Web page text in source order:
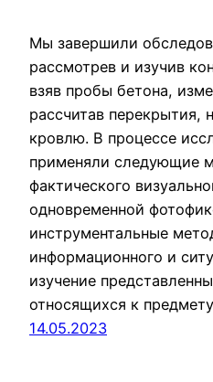
Мы завершили
рассмотрев и изучив
взяв пробы бетона,
рассчитав перекрытия,
кровлю. В процессе
применяли следующие
фактического
одновременной
инструментальные
информационного и
изучение
относящихся к
14.05.2023